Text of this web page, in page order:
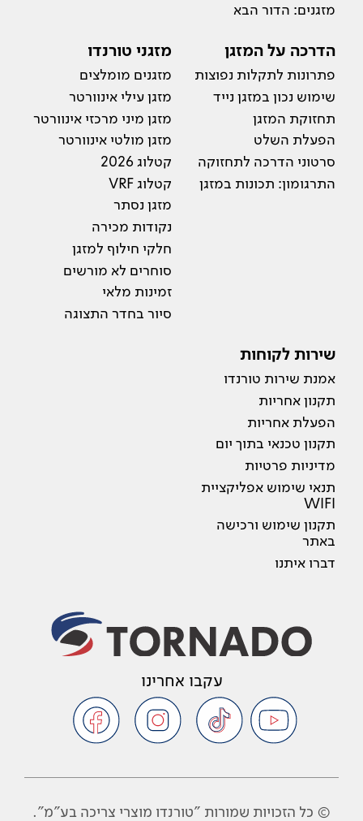
מזגנים: הדור הבא
הדרכה על המזגן
פתרונות לתקלות נפוצות
שימוש נכון במזגן נייד
תחזוקת המזגן
הפעלת השלט
סרטוני הדרכה לתחזוקה
התרגומון: תכונות במזגן
מזגני טורנדו
מזגנים מומלצים
מזגן עילי אינוורטר
מזגן מיני מרכזי אינוורטר
מזגן מולטי אינוורטר
קטלוג 2026
קטלוג VRF
מזגן נסתר
נקודות מכירה
חלקי חילוף למזגן
סוחרים לא מורשים
זמינות מלאי
סיור בחדר התצוגה
שירות לקוחות
אמנת שירות טורנדו
תקנון אחריות
הפעלת אחריות
תקנון טכנאי בתוך יום
מדיניות פרטיות
תנאי שימוש אפליקציית
WIFI
תקנון שימוש ורכישה
באתר
דברו איתנו
עקבו אחרינו
© כל הזכויות שמורות "טורנדו מוצרי צריכה בע"מ".